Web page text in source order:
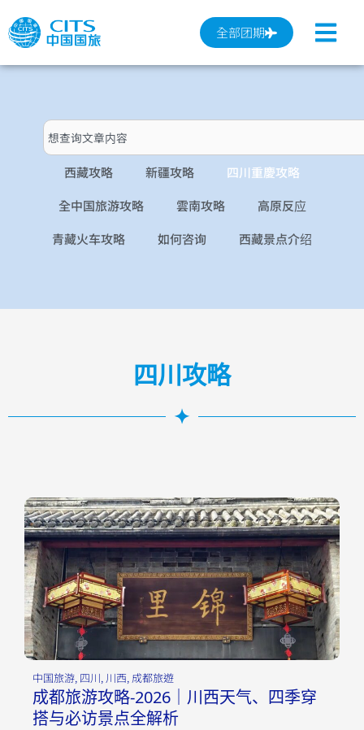
至
全部团期
搜
索
西藏攻略 新疆攻略
四川重慶攻略
全中国旅游攻略
雲南攻略
高原反应
青藏火车攻略
如何咨询 西藏景点介绍
四川攻略
中国旅游, 四川, 川西, 成都旅遊
成都旅游攻略-2026｜川西天气、四季穿
搭与必访景点全解析